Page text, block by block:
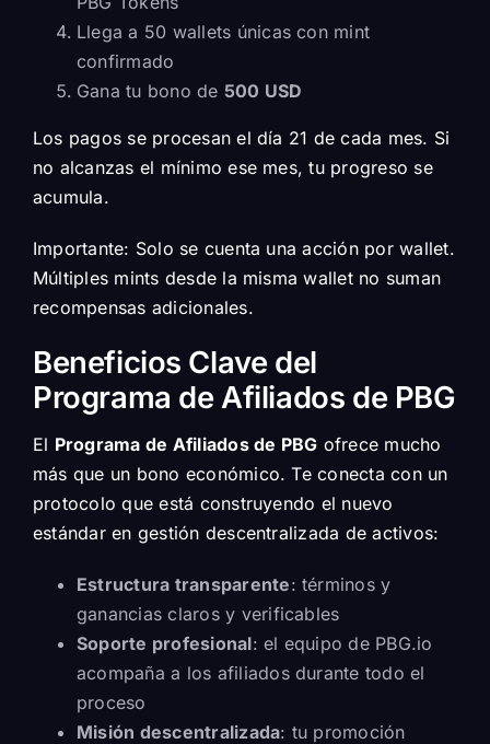
Llega a 50 wallets únicas con mint
confirmado
Gana tu bono de 500 USD
Los pagos se procesan el día 21 de cada mes. Si
no alcanzas el mínimo ese mes, tu progreso se
acumula.
Importante: Solo se cuenta una acción por wallet.
Múltiples mints desde la misma wallet no suman
recompensas adicionales.
Beneficios Clave del
Programa de Afiliados de PBG
El Programa de Afiliados de PBG ofrece mucho
más que un bono económico. Te conecta con un
protocolo que está construyendo el nuevo
estándar en gestión descentralizada de activos:
Estructura transparente: términos y
ganancias claros y verificables
Soporte profesional: el equipo de PBG.io
acompaña a los afiliados durante todo el
proceso
Misión descentralizada: tu promoción